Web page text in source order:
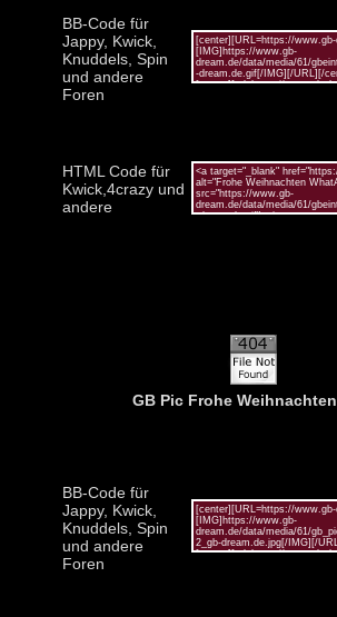
BB-Code für
Jappy, Kwick,
Knuddels, Spin
und andere
Foren
HTML Code für
Kwick,4crazy und
andere
GB Pic Frohe Weihnachten
BB-Code für
Jappy, Kwick,
Knuddels, Spin
und andere
Foren